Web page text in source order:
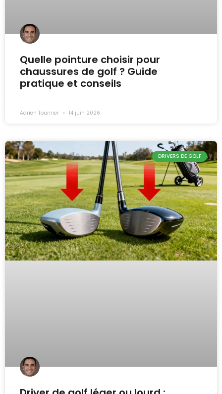
Quelle pointure choisir pour
chaussures de golf ? Guide
pratique et conseils
Adrien Tournier 14 juin 2026
DRIVERS DE GOLF